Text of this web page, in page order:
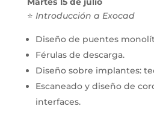
⭐ Introducción a Exocad
Diseño de puentes
Férulas de descarga.
Diseño sobre implantes:
Escaneado y diseño de
interfaces.